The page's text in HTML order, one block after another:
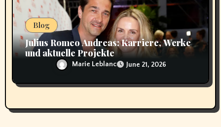
Blog
Julius Romeo Andreas: Karriere, Werke
und aktuelle Projekte
Marie Leblanc June 21, 2026